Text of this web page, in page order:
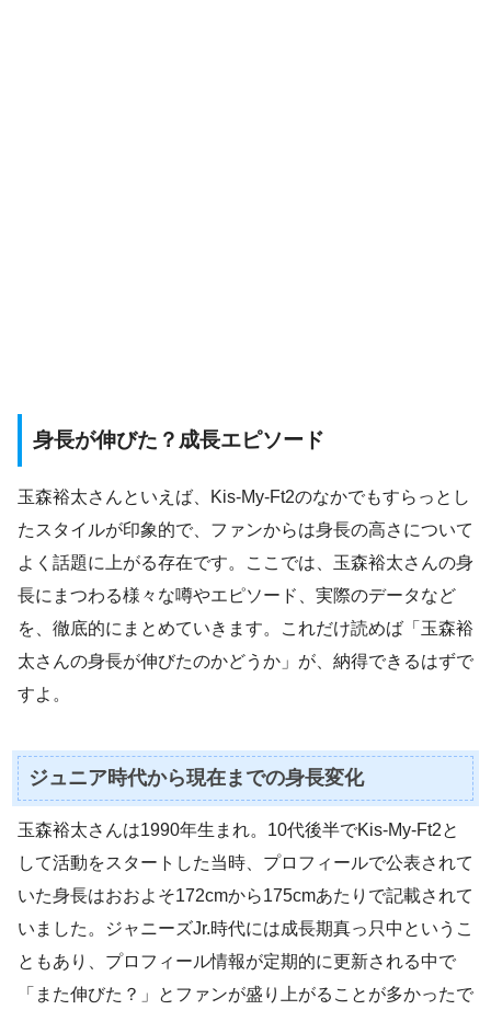
身長が伸びた？成長エピソード
玉森裕太さんといえば、Kis-My-Ft2のなかでもすらっとし
たスタイルが印象的で、ファンからは身長の高さについて
よく話題に上がる存在です。ここでは、玉森裕太さんの身
長にまつわる様々な噂やエピソード、実際のデータなど
を、徹底的にまとめていきます。これだけ読めば「玉森裕
太さんの身長が伸びたのかどうか」が、納得できるはずで
すよ。
ジュニア時代から現在までの身長変化
玉森裕太さんは1990年生まれ。10代後半でKis-My-Ft2と
して活動をスタートした当時、プロフィールで公表されて
いた身長はおおよそ172cmから175cmあたりで記載されて
いました。ジャニーズJr.時代には成長期真っ只中というこ
ともあり、プロフィール情報が定期的に更新される中で
「また伸びた？」とファンが盛り上がることが多かったで